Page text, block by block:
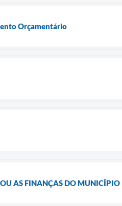
Orçamentário
AS FINANÇAS DO MUNICÍPIO